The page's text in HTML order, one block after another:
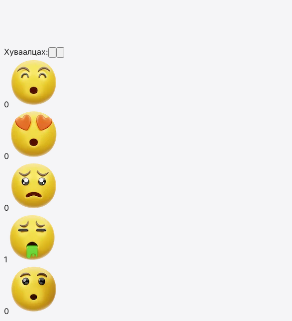
Хуваалцах:
0
0
0
1
0